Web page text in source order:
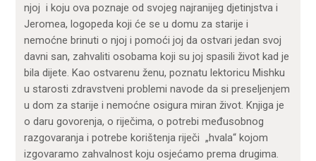
njoj i koju ova poznaje od svojeg najranijeg djetinjstva i
Jeromea, logopeda koji će se u domu za starije i
nemoćne brinuti o njoj i pomoći joj da ostvari jedan svoj
davni san, zahvaliti osobama koji su joj spasili život kad je
bila dijete. Kao ostvarenu ženu, poznatu lektoricu Mishku
u starosti zdravstveni problemi navode da si preseljenjem
u dom za starije i nemoćne osigura miran život. Knjiga je
o daru govorenja, o riječima, o potrebi međusobnog
razgovaranja i potrebe korištenja riječi „hvala“ kojom
izgovaramo zahvalnost koju osjećamo prema drugima.